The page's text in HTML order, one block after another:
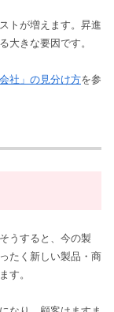
トが増えます。昇進
大きな要因です。
社」の見分け方を参
うすると、今の製
たく新しい製品・商
す。